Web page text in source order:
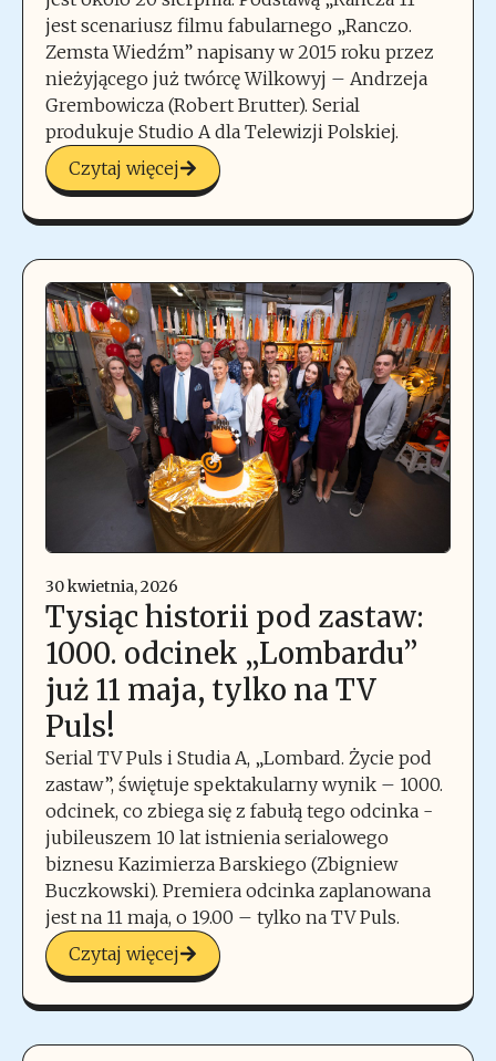
jest scenariusz filmu fabularnego „Ranczo.
Zemsta Wiedźm” napisany w 2015 roku przez
nieżyjącego już twórcę Wilkowyj – Andrzeja
Grembowicza (Robert Brutter). Serial
produkuje Studio A dla Telewizji Polskiej.
Czytaj więcej
30 kwietnia, 2026
Tysiąc historii pod zastaw:
1000. odcinek „Lombardu”
już 11 maja, tylko na TV
Puls!
Serial TV Puls i Studia A, „Lombard. Życie pod
zastaw”, świętuje spektakularny wynik – 1000.
odcinek, co zbiega się z fabułą tego odcinka -
jubileuszem 10 lat istnienia serialowego
biznesu Kazimierza Barskiego (Zbigniew
Buczkowski). Premiera odcinka zaplanowana
jest na 11 maja, o 19.00 – tylko na TV Puls.
Czytaj więcej